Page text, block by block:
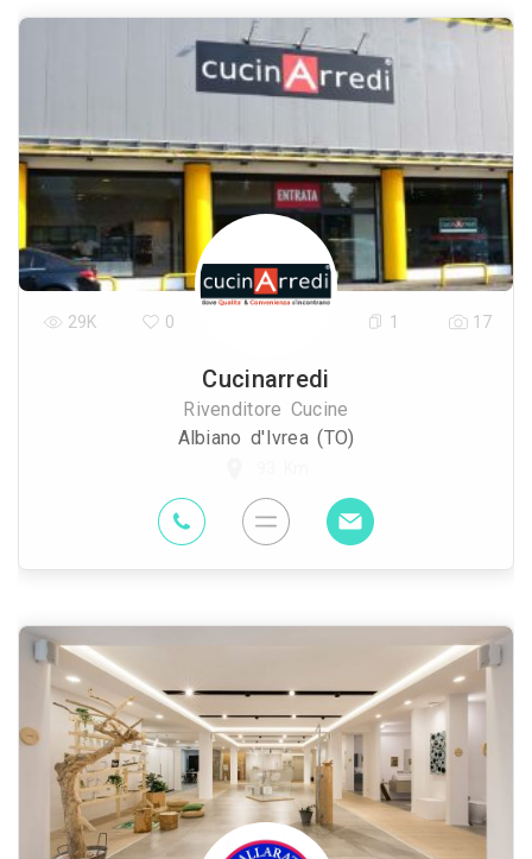
Cucinarredi
Rivenditore Cucine
Albiano d'Ivrea (TO)
29K 0 1 17